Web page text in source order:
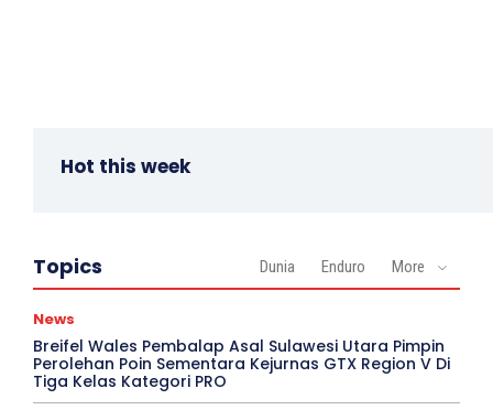
Hot this week
Topics Dunia Enduro More
News
Breifel Wales Pembalap Asal Sulawesi Utara Pimpin
Perolehan Poin Sementara Kejurnas GTX Region V Di
Tiga Kelas Kategori PRO